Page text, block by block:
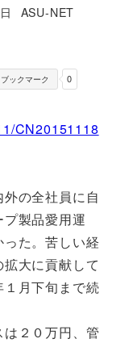
著
ASU-NET
0
ブックマーク
CN20151118
の全社員に自
製品愛用運
た。苦しい経
大に貢献して
１月下旬まで続
２０万円、管